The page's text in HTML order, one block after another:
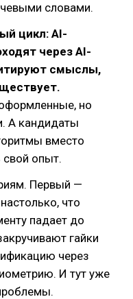
словами.
цикл: AI-
через AI-
смыслы,
но
А кандидаты
вместо
свой опыт.
Первый —
что
падает до
гайки
через
И тут уже